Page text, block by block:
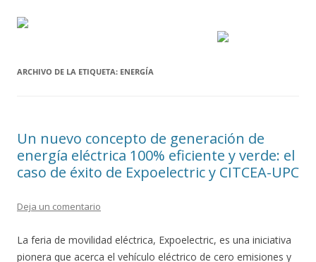
ARCHIVO DE LA ETIQUETA: ENERGÍA
Un nuevo concepto de generación de
energía eléctrica 100% eficiente y verde: el
caso de éxito de Expoelectric y CITCEA-UPC
Deja un comentario
La feria de movilidad eléctrica, Expoelectric, es una iniciativa
pionera que acerca el vehículo eléctrico de cero emisiones y